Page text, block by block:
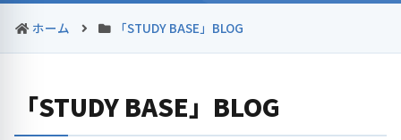
ホーム 「STUDY BASE」BLOG
「STUDY BASE」BLOG